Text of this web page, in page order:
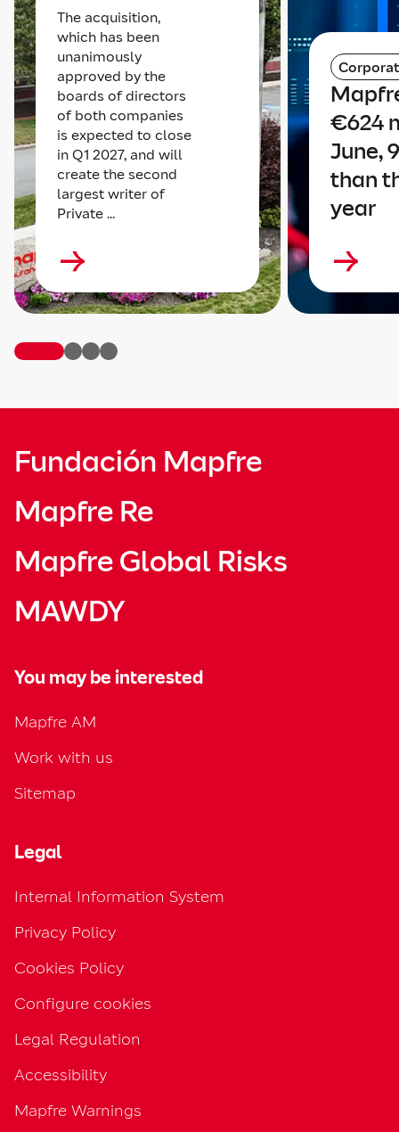
The acquisition,
which has been
unanimously
approved by the
boards of directors
of both companies
is expected to close
in Q1 2027, and will
create the second
largest writer of
Private ...
€624
June,
than
year
Fundación Mapfre
Mapfre Re
Mapfre Global Risks
MAWDY
You may be interested
Mapfre AM
Work with us
Sitemap
Legal
Internal Information System
Privacy Policy
Cookies Policy
Configure cookies
Legal Regulation
Accessibility
Mapfre Warnings